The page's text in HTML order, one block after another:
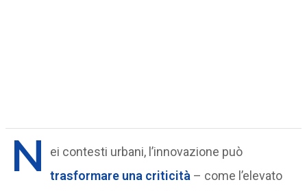
N
ei contesti urbani, l’innovazione può
trasformare una criticità – come l’elevato